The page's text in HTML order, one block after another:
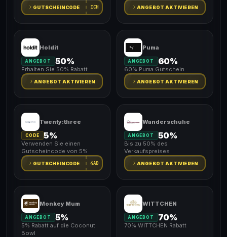
GUTSCHEINCODE ICH ANGEBOT AKTIVIEREN
Holdit
ANGEBOT 50%
Erhalten Sie 50% Rabatt.
ANGEBOT AKTIVIEREN
Puma
ANGEBOT 60%
60% Puma Gutschein
ANGEBOT AKTIVIEREN
Twenty:three
CODE 5%
Verwenden Sie einen
Gutscheincode von 5%
GUTSCHEINCODE 4AD
Wanderschuhe
ANGEBOT 50%
Bis zu 50% des
Verkaufspreises
ANGEBOT AKTIVIEREN
Monkey Mum
ANGEBOT 5%
5% Rabatt auf die Coconut
Bowl
WITTCHEN
ANGEBOT 70%
70% WITTCHEN Rabatt